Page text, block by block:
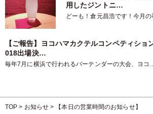
用したジントニ…
どーも！倉元昌浩です！今月
【ご報告】ヨコハマカクテルコンペティショ
018出場決…
毎年7月に横浜で行われるバーテンダーの大会、ヨコ
TOP > お知らせ > 【本日の営業時間のお知らせ】